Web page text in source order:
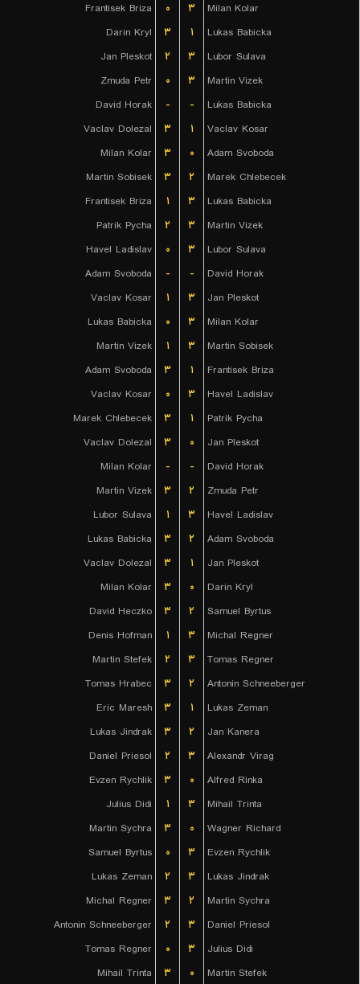
Frantisek Briza
۰ ۳
Milan Kolar
Darin Kryl
۳ ۱
Lukas Babicka
Jan Pleskot
۲ ۳
Lubor Sulava
Zmuda Petr
۰ ۳
Martin Vizek
David Horak
- -
Lukas Babicka
Vaclav Dolezal
۳ ۱
Vaclav Kosar
Milan Kolar
۳ ۰
Adam Svoboda
Martin Sobisek
۳ ۲
Marek Chlebecek
Frantisek Briza
۱ ۳
Lukas Babicka
Patrik Pycha
۲ ۳
Martin Vizek
Havel Ladislav
۰ ۳
Lubor Sulava
Adam Svoboda
- -
David Horak
Vaclav Kosar
۱ ۳
Jan Pleskot
Lukas Babicka
۰ ۳
Milan Kolar
Martin Vizek
۱ ۳
Martin Sobisek
Adam Svoboda
۳ ۱
Frantisek Briza
Vaclav Kosar
۰ ۳
Havel Ladislav
Marek Chlebecek
۳ ۱
Patrik Pycha
Vaclav Dolezal
۳ ۰
Jan Pleskot
Milan Kolar
- -
David Horak
Martin Vizek
۳ ۲
Zmuda Petr
Lubor Sulava
۱ ۳
Havel Ladislav
Lukas Babicka
۳ ۲
Adam Svoboda
Vaclav Dolezal
۳ ۱
Jan Pleskot
Milan Kolar
۳ ۰
Darin Kryl
David Heczko
۳ ۲
Samuel Byrtus
Denis Hofman
۱ ۳
Michal Regner
Martin Stefek
۲ ۳
Tomas Regner
Tomas Hrabec
۳ ۲
Antonin Schneeberger
Eric Maresh
۳ ۱
Lukas Zeman
Lukas Jindrak
۳ ۲
Jan Kanera
Daniel Priesol
۲ ۳
Alexandr Virag
Evzen Rychlik
۳ ۰
Alfred Rinka
Julius Didi
۱ ۳
Mihail Trinta
Martin Sychra
۳ ۰
Wagner Richard
Samuel Byrtus
۰ ۳
Evzen Rychlik
Lukas Zeman
۲ ۳
Lukas Jindrak
Michal Regner
۳ ۲
Martin Sychra
Antonin Schneeberger
۲ ۳
Daniel Priesol
Tomas Regner
۰ ۳
Julius Didi
Mihail Trinta
۳ ۰ Martin Stefek